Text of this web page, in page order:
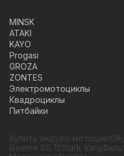
MINSK
ATAKI
KAYO
Progasi
GROZA
ZONTES
Электромотоциклы
Квадроциклы
Питбайки
Купить эндуро мотоцикл
Gaerne SG 12Stark Varg